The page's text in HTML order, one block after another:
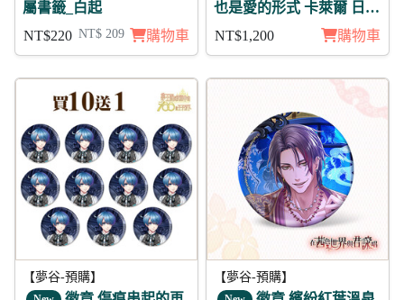
屬書籤_白起
NT$220 NT$ 209 購物車
也是愛的形式 卡萊爾 日覺
NT$1,200 購物車
【夢谷-預購】 【夢谷-預購】